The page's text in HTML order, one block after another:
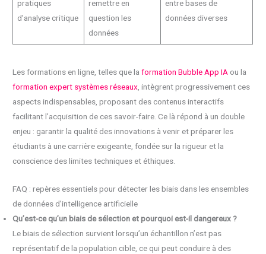
pratiques
d’analyse critique
remettre en
question les
données
entre bases de
données diverses
Les formations en ligne, telles que laformation Bubble App IA ou la
formation expert systèmes réseaux, intègrent progressivement ces
aspects indispensables, proposant des contenus interactifs
facilitant l’acquisition de ces savoir-faire. Ce là répond à un double
enjeu : garantir la qualité des innovations à venir et préparer les
étudiants à une carrière exigeante, fondée sur la rigueur et la
conscience des limites techniques et éthiques.
FAQ : repères essentiels pour détecter les biais dans les ensembles
de données d’intelligence artificielle
Qu’est-ce qu’un biais de sélection et pourquoi est-il dangereux ?
Le biais de sélection survient lorsqu’un échantillon n’est pas
représentatif de la population cible, ce qui peut conduire à des